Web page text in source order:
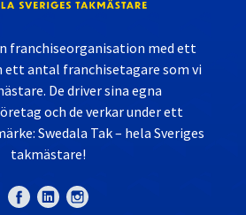
franchiseorganisation med ett
ett antal franchisetagare som vi
De driver sina egna
och de verkar under ett
Swedala Tak – hela Sveriges
takmästare!